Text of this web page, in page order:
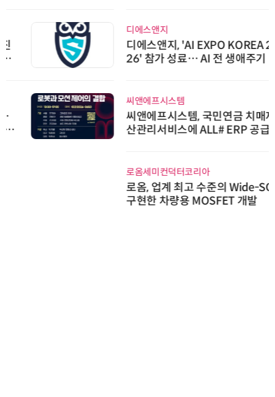
디에스앤지, 'AI EXPO KOREA 20
26' 참가 성료… AI 전 생애주기 아
우르는 통합 솔루션 선봬
씨앤에프시스템
씨앤에프시스템, 국민연금 치매재
산관리서비스에 ALL# ERP 공급
로옴, 업계 최고 수준의 Wide-SOA
구현한 차량용 MOSFET 개발